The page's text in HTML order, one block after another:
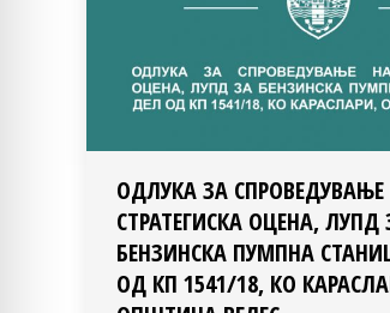
ОДЛУКА ЗА
СТРАТЕГИСКА ОЦЕНА, ЛУПД
БЕНЗИНСКА ПУМПНА
ОД КП 1541/18, КО